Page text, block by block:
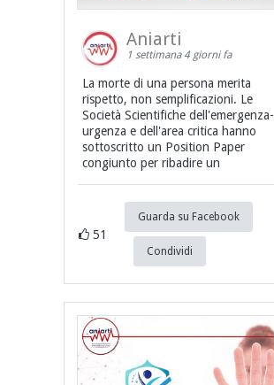
Aniarti
1 settimana 4 giorni fa
La morte di una persona merita
rispetto, non semplificazioni. Le
Società Scientifiche dell'emergenza-
urgenza e dell'area critica hanno
sottoscritto un Position Paper
congiunto per ribadire un
51
Guarda su Facebook
Condividi